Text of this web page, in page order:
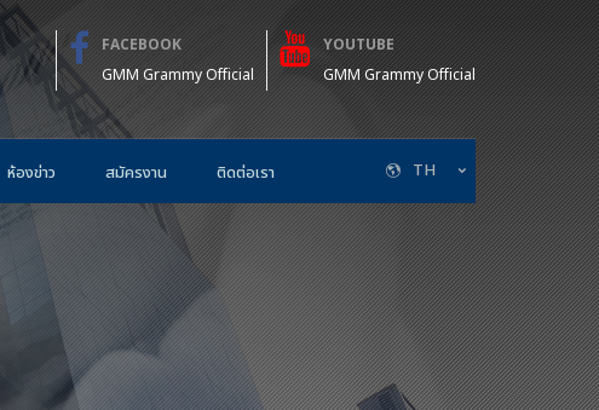
FACEBOOK
GMM Grammy Official
YOUTUBE
GMM Grammy Official
ห้องข่าว สมัครงาน ติดต่อเรา TH